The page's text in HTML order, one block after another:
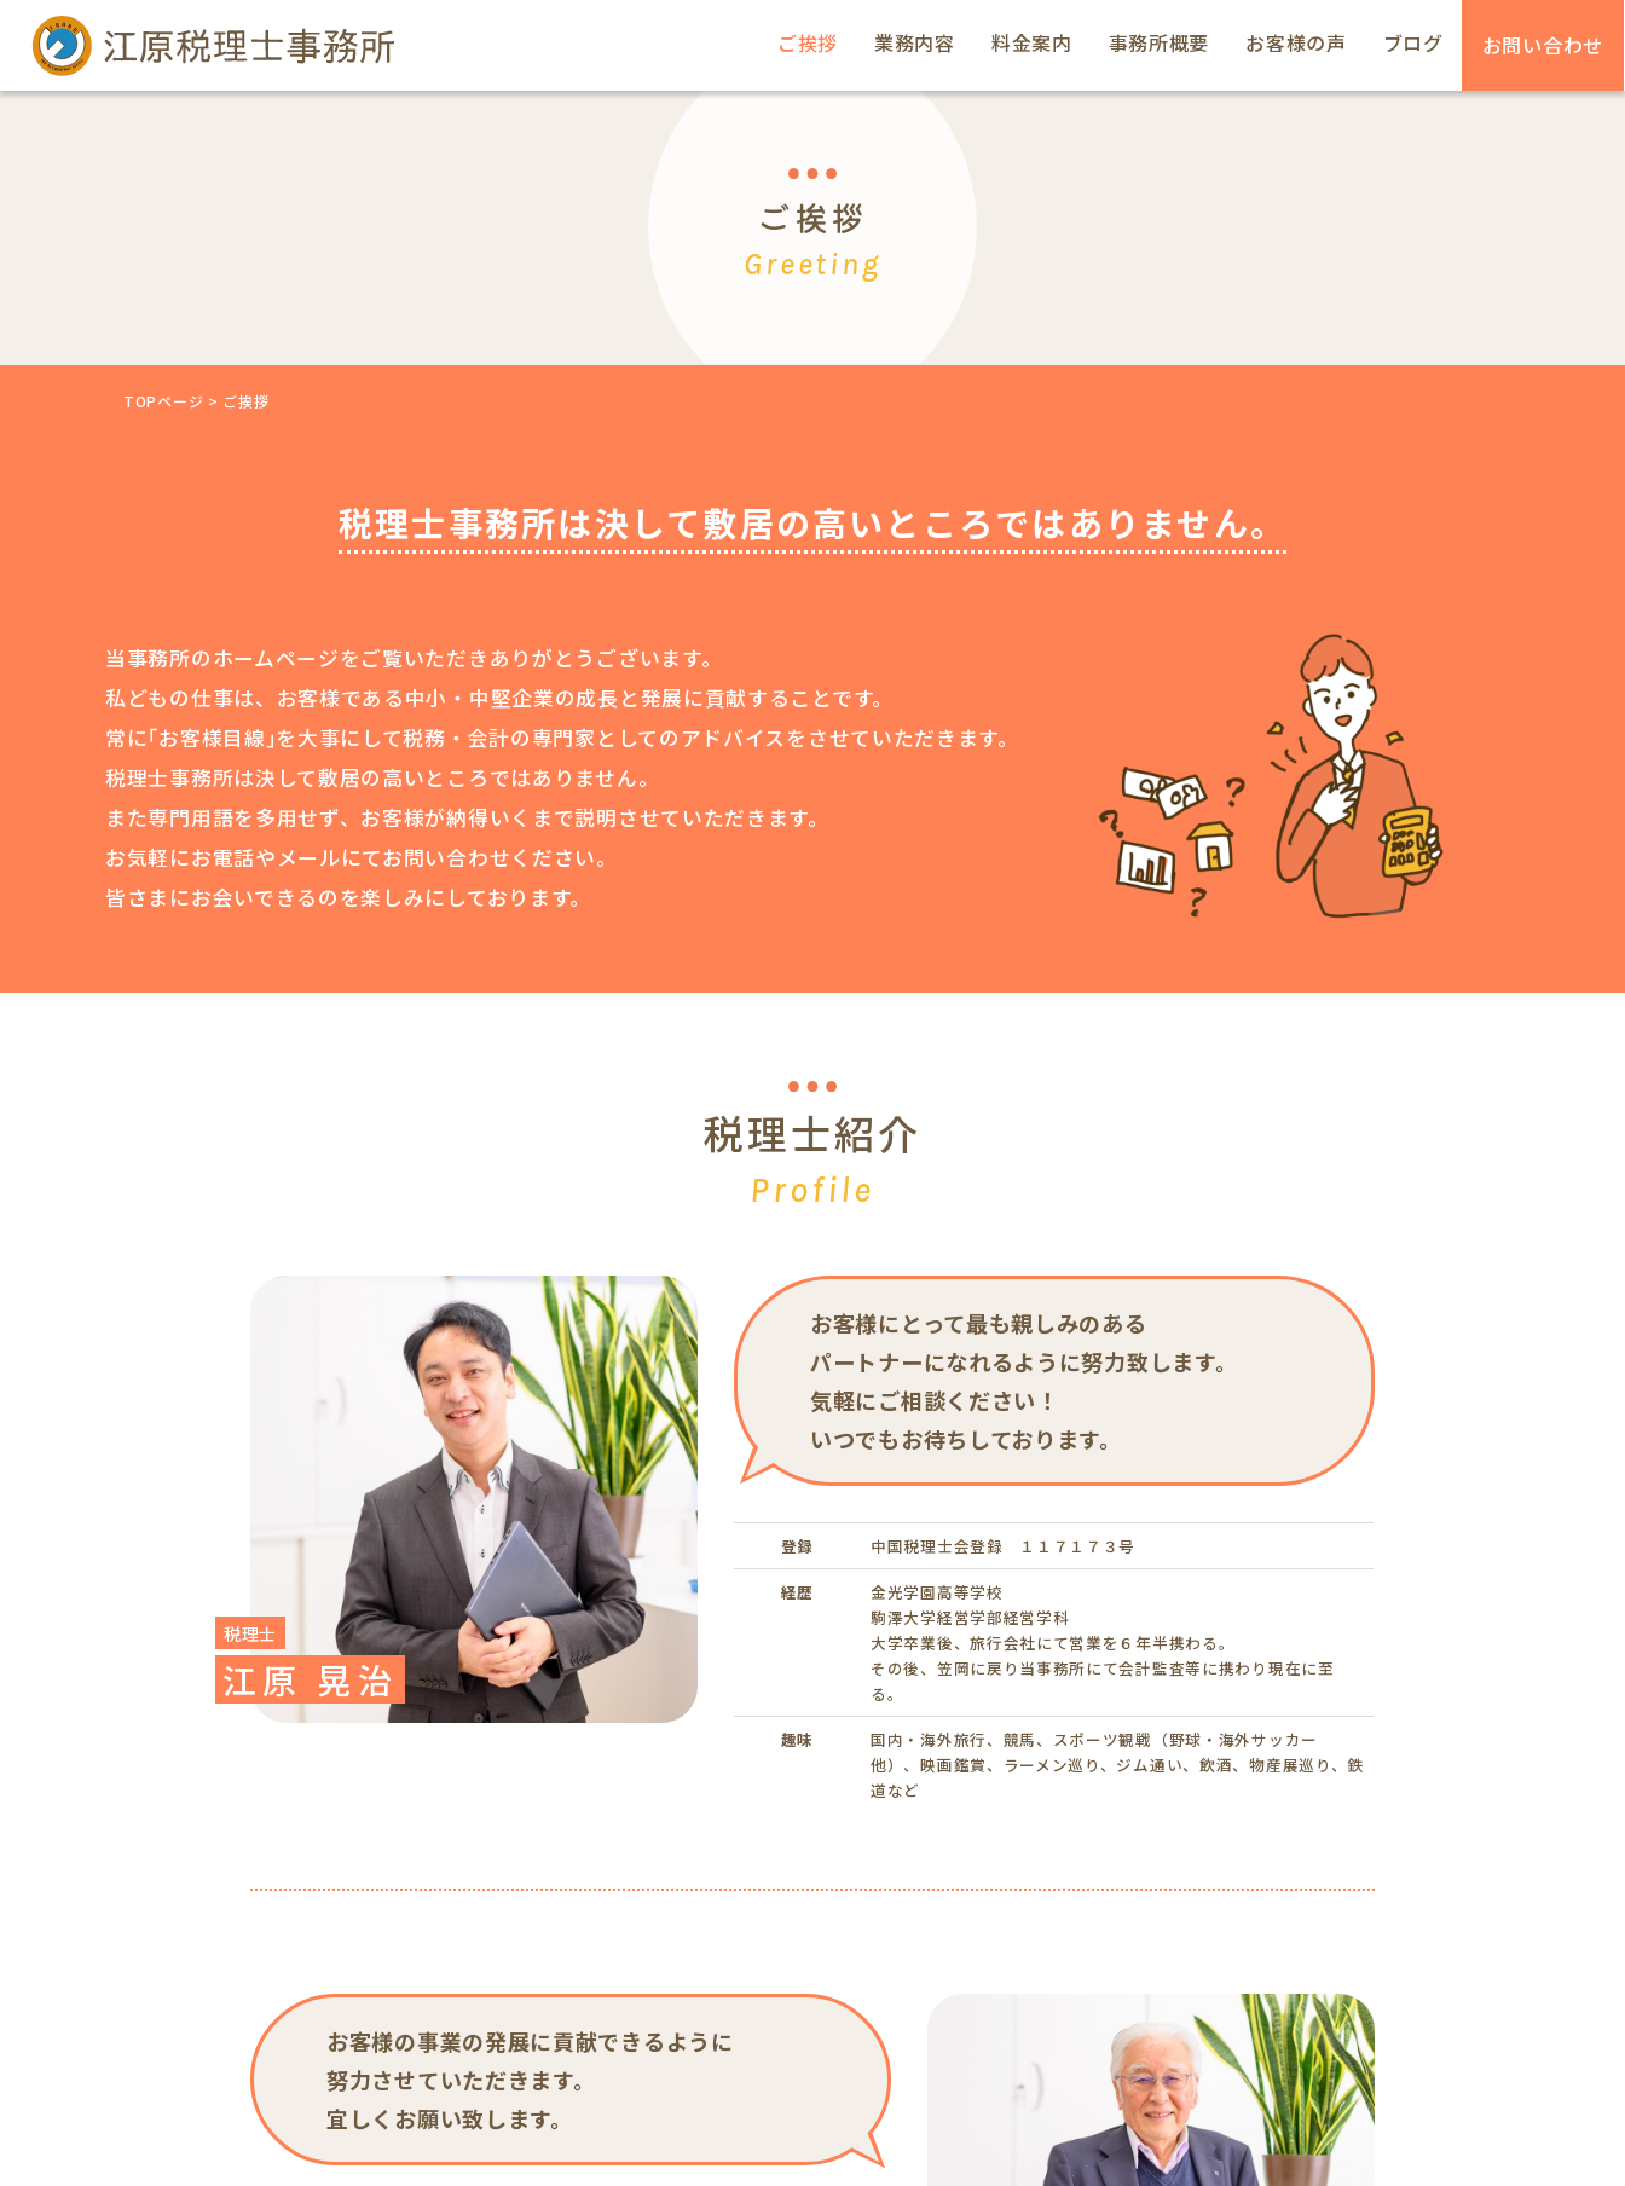
ご挨拶 業務内容 料金案内 事務所概要 お客様の声 ブログ お問い合わせ
ご挨拶
Greeting
TOPページ > ご挨拶
税理士事務所は決して敷居の高いところではありません。
当事務所のホームページをご覧いただきありがとうございます。
私どもの仕事は、お客様である中小・中堅企業の成長と発展に貢献することです。
常に｢お客様目線｣を大事にして税務・会計の専門家としてのアドバイスをさせていただきます。
税理士事務所は決して敷居の高いところではありません。
また専門用語を多用せず、お客様が納得いくまで説明させていただきます。
お気軽にお電話やメールにてお問い合わせください。
皆さまにお会いできるのを楽しみにしております。
税理士紹介
Profile
税理士
江原 晃治
お客様にとって最も親しみのある
パートナーになれるように努力致します。
気軽にご相談ください！
いつでもお待ちしております。
登録
中国税理士会登録 １１７１７３号
経歴
金光学園高等学校
駒澤大学経営学部経営学科
大学卒業後、旅行会社にて営業を６年半携わる。
その後、笠岡に戻り当事務所にて会計監査等に携わり現在に至
る。
趣味
国内・海外旅行、競馬、スポーツ観戦（野球・海外サッカー
他）、映画鑑賞、ラーメン巡り、ジム通い、飲酒、物産展巡り、鉄
道など
お客様の事業の発展に貢献できるように
努力させていただきます。
宜しくお願い致します。